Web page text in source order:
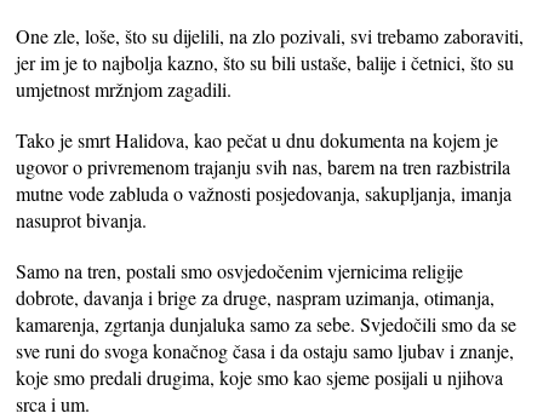
One zle, loše, što su dijelili, na zlo pozivali, svi trebamo zaboraviti,
jer im je to najbolja kazno, što su bili ustaše, balije i četnici, što su
umjetnost mržnjom zagadili.
Tako je smrt Halidova, kao pečat u dnu dokumenta na kojem je
ugovor o privremenom trajanju svih nas, barem na tren razbistrila
mutne vode zabluda o važnosti posjedovanja, sakupljanja, imanja
nasuprot bivanja.
Samo na tren, postali smo osvjedočenim vjernicima religije
dobrote, davanja i brige za druge, naspram uzimanja, otimanja,
kamarenja, zgrtanja dunjaluka samo za sebe. Svjedočili smo da se
sve runi do svoga konačnog časa i da ostaju samo ljubav i znanje,
koje smo predali drugima, koje smo kao sjeme posijali u njihova
srca i um.